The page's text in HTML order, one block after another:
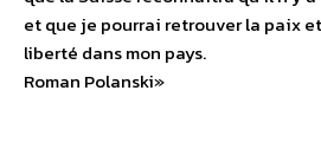
et que je pourrai retrouver la paix
liberté dans mon pays.
Roman Polanski»